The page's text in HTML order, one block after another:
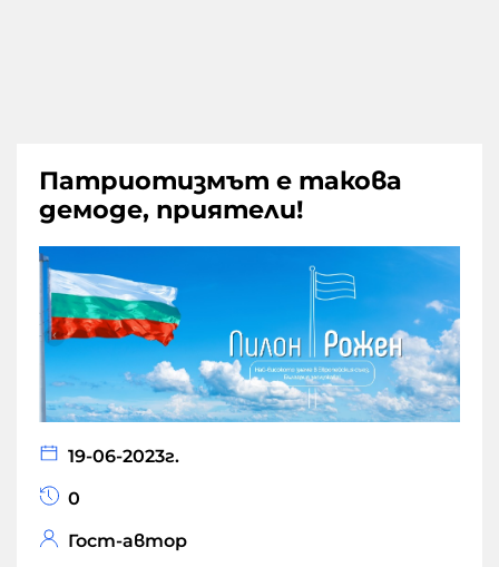
Патриотизмът е такова
демоде, приятели!
19-06-2023г.
0
Гост-автор